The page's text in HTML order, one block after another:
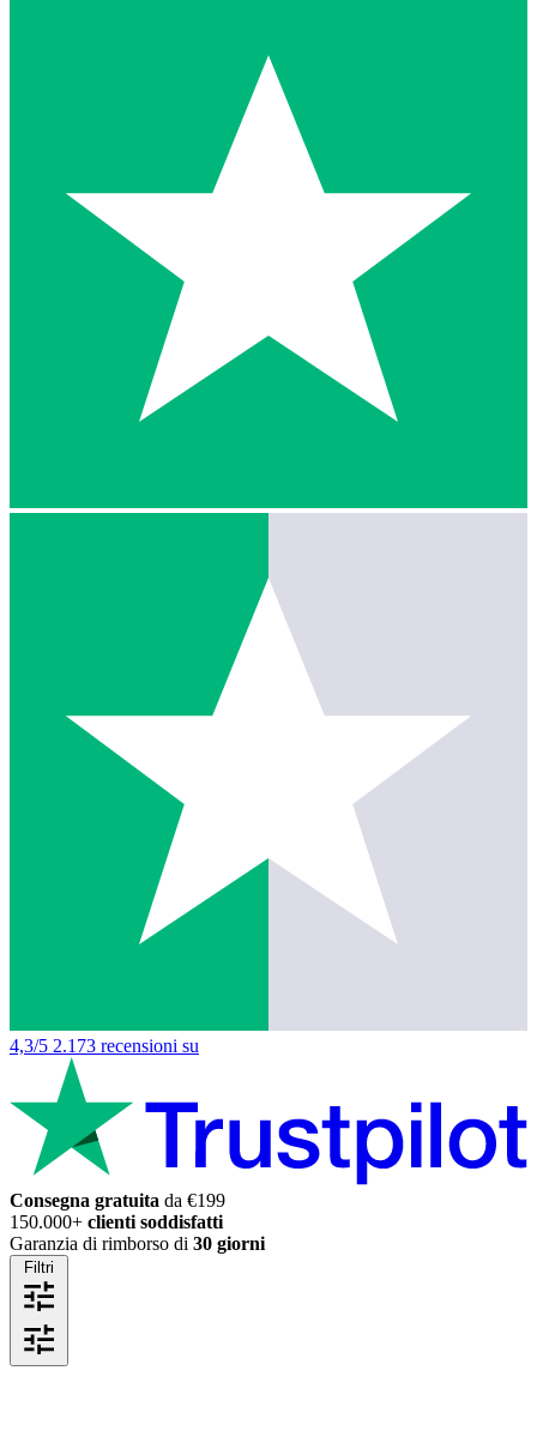
4,3/5 2.173 recensioni su
Consegna gratuita da €199
150.000+ clienti soddisfatti
Garanzia di rimborso di 30 giorni
Filtri